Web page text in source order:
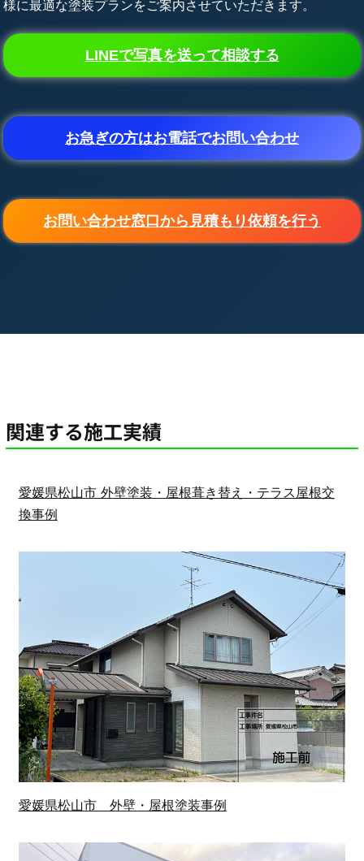
様に最適な塗装プランをご案内させていただきます。
LINEで写真を送って相談する
お急ぎの方はお電話でお問い合わせ
お問い合わせ窓口から見積もり依頼を行う
関連する施工実績
愛媛県松山市 外壁塗装・屋根葺き替え・テラス屋根交
換事例
愛媛県松山市 外壁・屋根塗装事例